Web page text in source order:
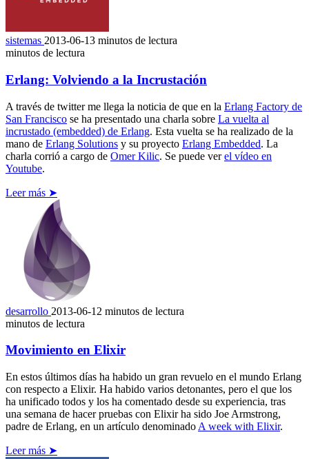
sistemas 2013-06-13 minutos de lectura
minutos de lectura
Erlang: Volviendo a la Incrustación
A través de twitter me llega la noticia de que en la Erlang Factory de
San Francisco se ha presentado una charla sobre La vuelta al
incrustado (embedded) de Erlang. Esta vuelta se ha realizado de la
mano de Erlang Solutions y su proyecto Erlang Embedded. La
charla corrió a cargo de Omer Kilic. Se puede verel vídeo en
Youtube.
Leer más ➤
desarrollo 2013-06-12 minutos de lectura
minutos de lectura
Movimiento en Elixir
En estos últimos días ha habido un gran revuelo en el mundo Erlang
con respecto a Elixir. Ha habido varios detonantes, pero el que los
ha unificado todos y los ha comentado desde su experiencia, tras
una semana de hacer pruebas con Elixir ha sido Joe Armstrong,
padre de Erlang, en un artículo denominado A week with Elixir.
Leer más ➤